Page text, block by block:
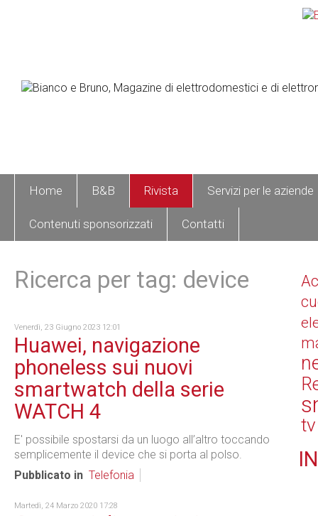
Home B&B Rivista Servizi per le aziende
Contenuti sponsorizzati Contatti
Ricerca per tag: device
Venerdì, 23 Giugno 2023 12:01
Huawei, navigazione
phoneless sui nuovi
smartwatch della serie
WATCH 4
E' possibile spostarsi da un luogo all’altro toccando
semplicemente il device che si porta al polso.
Pubblicato in Telefonia
Martedì, 24 Marzo 2020 17:28
tv
IN